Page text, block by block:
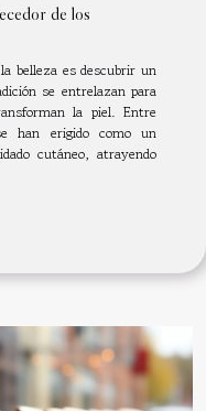
de los
belleza es descubrir un
se entrelazan para
la piel. Entre
han erigido como un
cutáneo, atrayendo